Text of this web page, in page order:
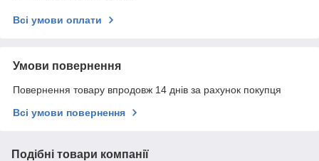
Всі умови оплати
Умови повернення
Повернення товару впродовж 14 днів за рахунок покупця
Всі умови повернення
Подібні товари компанії